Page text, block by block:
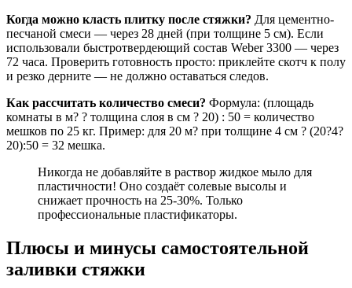
Когда можно класть плитку после стяжки? Для цементно-
песчаной смеси — через 28 дней (при толщине 5 см). Если
использовали быстротвердеющий состав Weber 3300 — через
72 часа. Проверить готовность просто: приклейте скотч к полу
и резко дерните — не должно оставаться следов.
Как рассчитать количество смеси? Формула: (площадь
комнаты в м? ? толщина слоя в см ? 20) : 50 = количество
мешков по 25 кг. Пример: для 20 м? при толщине 4 см ? (20?4?
20):50 = 32 мешка.
Никогда не добавляйте в раствор жидкое мыло для
пластичности! Оно создаёт солевые высолы и
снижает прочность на 25-30%. Только
профессиональные пластификаторы.
Плюсы и минусы самостоятельной
заливки стяжки